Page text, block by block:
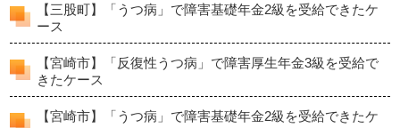
【三股町】「うつ病」で障害基礎年金2級を受給できたケ
ース
【宮崎市】「反復性うつ病」で障害厚生年金3級を受給で
きたケース
【宮崎市】「うつ病」で障害基礎年金2級を受給できたケ